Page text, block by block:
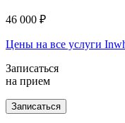
46 000 ₽
Цены на все услуги
Записаться
на прием
Записаться